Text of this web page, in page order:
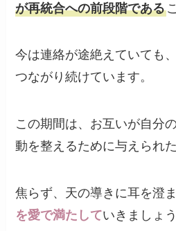
が再統合への前段階である
今は連絡が途絶えていても
つながり続けています。
この期間は、お互いが自分
動を整えるために与えられ
焦らず、天の導きに耳を澄
を愛で満たしていきましょう